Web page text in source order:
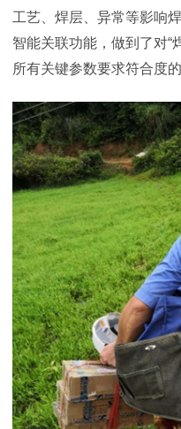
工艺、焊层、异常等影响
智能关联功能，做到了对“
所有关键参数要求符合度的